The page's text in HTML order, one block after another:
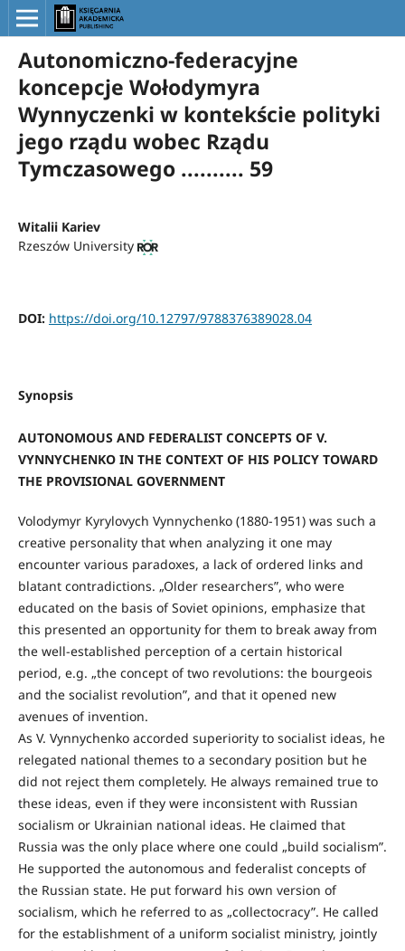
Autonomiczno-federacyjne
koncepcje Wołodymyra
Wynnyczenki w kontekście polityki
jego rządu wobec Rządu
Tymczasowego .......... 59
Witalii Kariev
Rzeszów University
DOI: https://doi.org/10.12797/9788376389028.04
Synopsis
AUTONOMOUS AND FEDERALIST CONCEPTS OF V.
VYNNYCHENKO IN THE CONTEXT OF HIS POLICY TOWARD
THE PROVISIONAL GOVERNMENT
Volodymyr Kyrylovych Vynnychenko (1880-1951) was such a
creative personality that when analyzing it one may
encounter various paradoxes, a lack of ordered links and
blatant contradictions. „Older researchers”, who were
educated on the basis of Soviet opinions, emphasize that
this presented an opportunity for them to break away from
the well-established perception of a certain historical
period, e.g. „the concept of two revolutions: the bourgeois
and the socialist revolution”, and that it opened new
avenues of invention.
As V. Vynnychenko accorded superiority to socialist ideas, he
relegated national themes to a secondary position but he
did not reject them completely. He always remained true to
these ideas, even if they were inconsistent with Russian
socialism or Ukrainian national ideas. He claimed that
Russia was the only place where one could „build socialism”.
He supported the autonomous and federalist concepts of
the Russian state. He put forward his own version of
socialism, which he referred to as „collectocracy”. He called
for the establishment of a uniform socialist ministry, jointly